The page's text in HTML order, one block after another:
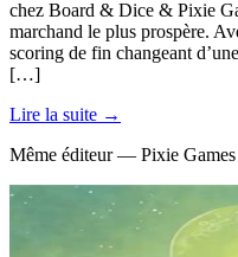
chez Board & Dice & Pixie
marchand le plus prospère.
scoring de fin changeant
[…]
Lire la suite →
Même éditeur — Pixie Games